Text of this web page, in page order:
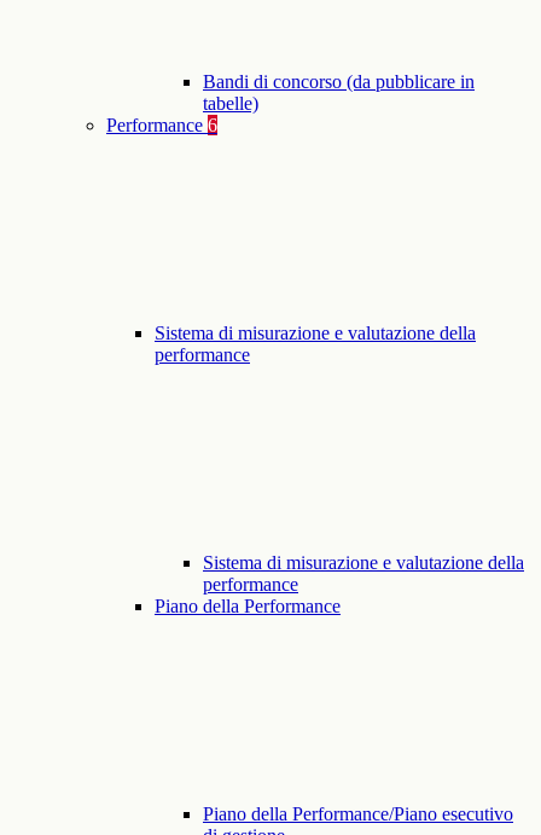
Bandi di concorso (da pubblicare in
tabelle)
Performance 6
Sistema di misurazione e valutazione della
performance
Sistema di misurazione e valutazione della
performance
Piano della Performance
Piano della Performance/Piano esecutivo